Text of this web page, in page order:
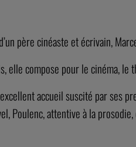
père cinéaste et écrivain,
elle compose pour le cinéma, le
accueil suscité par ses
Poulenc, attentive à la